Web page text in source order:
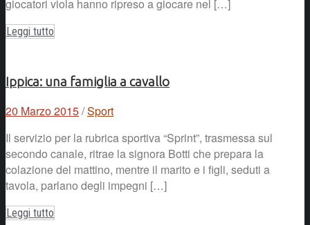
giocatori viola hanno ripreso a giocare nel […]
Leggi tutto
Ippica: una famiglia a cavallo
20 Marzo 2015/Sport
Il servizio per la rubrica sportiva “Sprint”, trasmessa sul
secondo canale, ritrae la signora Botti che prepara la
colazione del mattino, mentre il marito e i figli, seduti a
tavola, parlano degli impegni […]
Leggi tutto